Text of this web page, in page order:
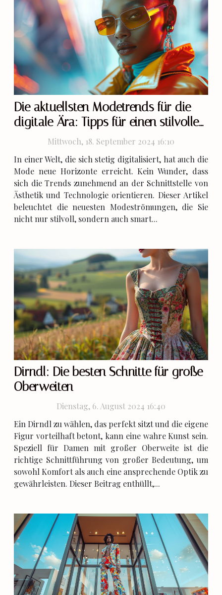
Die aktuellsten Modetrends für die
digitale Ära: Tipps für einen stilvollen
und intelligenten Look
Mittwoch, 18. September 2024 16:10
In einer Welt, die sich stetig digitalisiert, hat auch die
Mode neue Horizonte erreicht. Kein Wunder, dass
sich die Trends zunehmend an der Schnittstelle von
Ästhetik und Technologie orientieren. Dieser Artikel
beleuchtet die neuesten Modeströmungen, die Sie
nicht nur stilvoll, sondern auch smart...
Dirndl: Die besten Schnitte für große
Oberweiten
Dienstag, 6. August 2024 16:40
Ein Dirndl zu wählen, das perfekt sitzt und die eigene
Figur vorteilhaft betont, kann eine wahre Kunst sein.
Speziell für Damen mit großer Oberweite ist die
richtige Schnittführung von großer Bedeutung, um
sowohl Komfort als auch eine ansprechende Optik zu
gewährleisten. Dieser Beitrag enthüllt,...